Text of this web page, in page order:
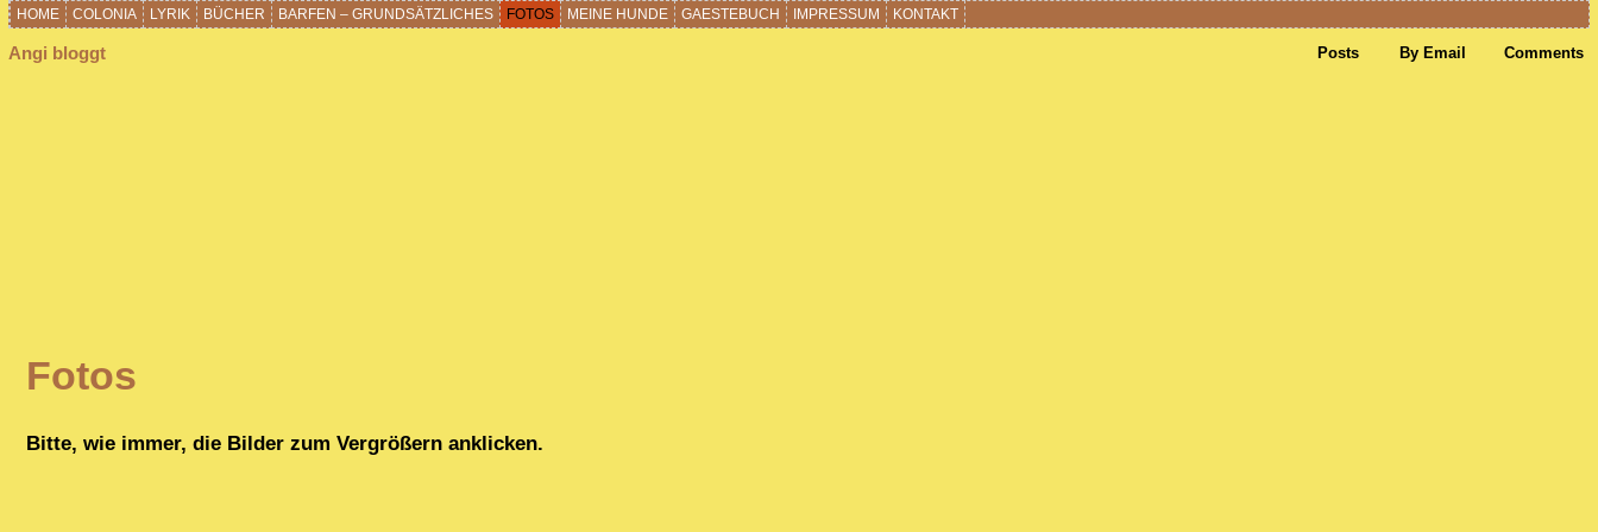
HOME COLONIA LYRIK BÜCHER BARFEN – GRUNDSÄTZLICHES FOTOS MEINE HUNDE GAESTEBUCH IMPRESSUM KONTAKT
Angi bloggt Comments
By Email
Posts
Fotos
Bitte, wie immer, die Bilder zum Vergrößern anklicken.